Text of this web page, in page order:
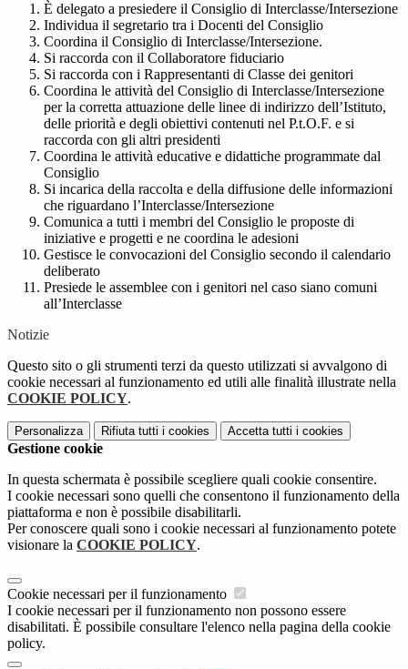
È delegato a presiedere il Consiglio di Interclasse/Intersezione
Individua il segretario tra i Docenti del Consiglio
Coordina il Consiglio di Interclasse/Intersezione.
Si raccorda con il Collaboratore fiduciario
Si raccorda con i Rappresentanti di Classe dei genitori
Coordina le attività del Consiglio di Interclasse/Intersezione
per la corretta attuazione delle linee di indirizzo dell’Istituto,
delle priorità e degli obiettivi contenuti nel P.t.O.F. e si
raccorda con gli altri presidenti
Coordina le attività educative e didattiche programmate dal
Consiglio
Si incarica della raccolta e della diffusione delle informazioni
che riguardano l’Interclasse/Intersezione
Comunica a tutti i membri del Consiglio le proposte di
iniziative e progetti e ne coordina le adesioni
Gestisce le convocazioni del Consiglio secondo il calendario
deliberato
Presiede le assemblee con i genitori nel caso siano comuni
all’Interclasse
Notizie
Questo sito o gli strumenti terzi da questo utilizzati si avvalgono di
cookie necessari al funzionamento ed utili alle finalità illustrate nella
COOKIE POLICY.
Personalizza Rifiuta tutti i cookies Accetta tutti i cookies
Gestione cookie
In questa schermata è possibile scegliere quali cookie consentire.
I cookie necessari sono quelli che consentono il funzionamento della
piattaforma e non è possibile disabilitarli.
Per conoscere quali sono i cookie necessari al funzionamento potete
visionare la COOKIE POLICY.
Cookie necessari per il funzionamento
I cookie necessari per il funzionamento non possono essere
disabilitati. È possibile consultare l'elenco nella pagina della cookie
policy.